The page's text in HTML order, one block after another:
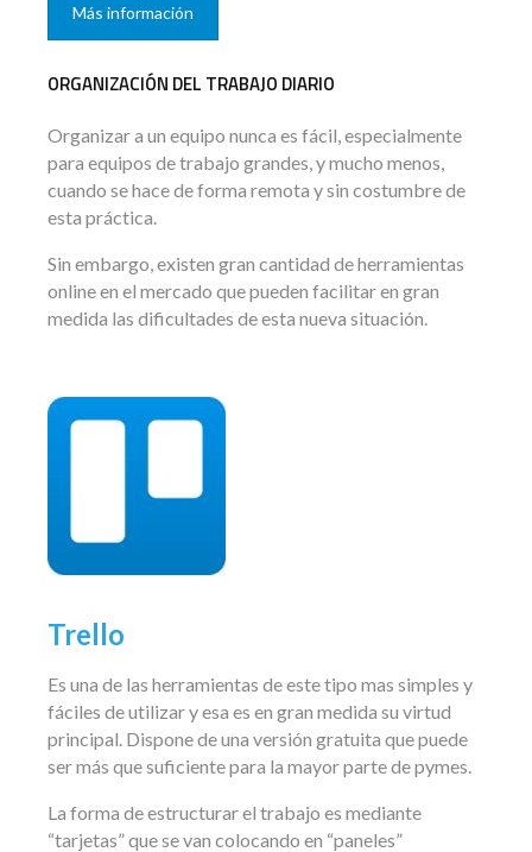
Más información
ORGANIZACIÓN DEL TRABAJO DIARIO
Organizar a un equipo nunca es fácil, especialmente
para equipos de trabajo grandes, y mucho menos,
cuando se hace de forma remota y sin costumbre de
esta práctica.
Sin embargo, existen gran cantidad de herramientas
online en el mercado que pueden facilitar en gran
medida las dificultades de esta nueva situación.
Trello
Es una de las herramientas de este tipo mas simples y
fáciles de utilizar y esa es en gran medida su virtud
principal. Dispone de una versión gratuita que puede
ser más que suficiente para la mayor parte de pymes.
La forma de estructurar el trabajo es mediante
“tarjetas” que se van colocando en “paneles”